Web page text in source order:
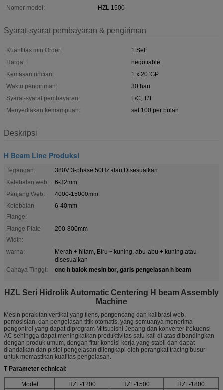
Nomor model:
HZL-1500
Syarat-syarat pembayaran & pengiriman
Kuantitas min Order:
1 Set
Harga:
negotiable
Kemasan rincian:
1 x 20 'GP
Waktu pengiriman:
30 hari
Syarat-syarat pembayaran:
L/C, T/T
Menyediakan kemampuan:
set 100 per bulan
Deskripsi
H Beam Line Produksi
Tegangan:
380V 3-phase 50Hz atau Disesuaikan
Ketebalan web:
6-32mm
Panjang Web:
4000-15000mm
Ketebalan
Flange:
6-40mm
Flange Plate
Width:
200-800mm
warna:
Merah + hitam, Biru + kuning, abu-abu + kuning atau
disesuaikan
Cahaya Tinggi:
cnc h balok mesin bor, garis pengelasan h beam
HZL Seri Hidrolik Automatic Centering H beam Assembly
Machine
Mesin perakitan vertikal yang flens, pengencang dan kalibrasi web,
pemosisian, dan pengelasan titik otomatis, yang semuanya menerima
pengontrol yang dapat diprogram Mitsubishi Jepang dan konverter frekuensi
AC sehingga dapat meningkatkan produktivitas satu kali di atas dibandingkan
dengan produk umum, dengan fitur kondisi kerja yang stabil dan dapat
diandalkan dan pistol pengelasan dilengkapi oleh perangkat tracing busur
untuk memastikan kualitas pengelasan.
T Parameter echnical:
Model HZL-1200 HZL-1500
HZL-1800